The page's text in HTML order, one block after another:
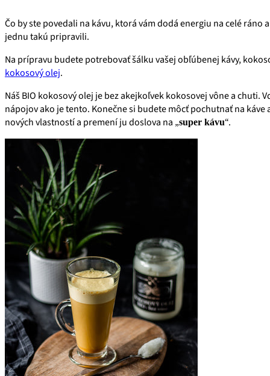
Čo by ste povedali na kávu, ktorá vám dodá energiu na celé ráno
jednu takú pripravili.
Na prípravu budete potrebovať šálku vašej obľúbenej kávy,
kokosový olej.
Náš BIO kokosový olej je bez akejkoľvek kokosovej vône a chuti.
nápojov ako je tento. Konečne si budete môcť pochutnať na
nových vlastností a premení ju doslova na „super kávu“.